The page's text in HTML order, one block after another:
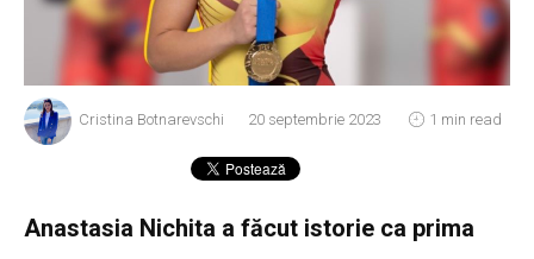
Cristina Botnarevschi 20 septembrie 2023 1 min read
Anastasia Nichita a făcut istorie ca prima